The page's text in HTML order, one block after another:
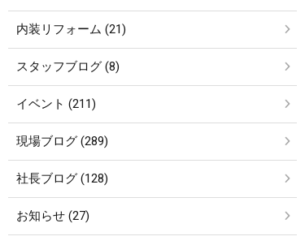
内装リフォーム (21)
スタッフブログ (8)
イベント (211)
現場ブログ (289)
社長ブログ (128)
お知らせ (27)